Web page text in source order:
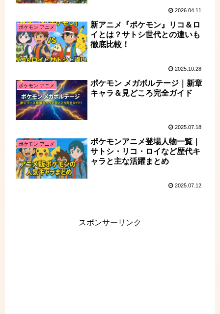
2026.04.11
ポケモン アニメ
新アニメ『ポケモン』リコ＆ロ
イとは？サトシ世代との違いも
徹底比較！
2025.10.28
ポケモン アニメ
ポケモン メガボルテージ｜新章
キャラ＆見どころ完全ガイド
2025.07.18
ポケモン アニメ
ポケモンアニメ登場人物一覧｜
サトシ・リコ・ロイなど歴代キ
ャラと主な活躍まとめ
2025.07.12
スポンサーリンク